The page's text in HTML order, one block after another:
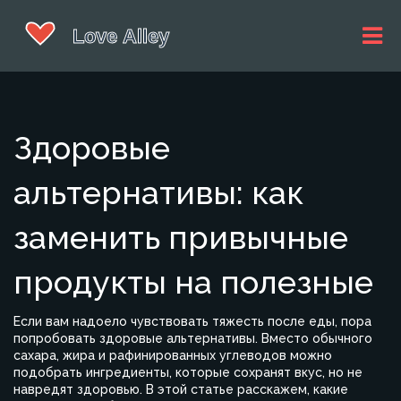
Здоровые
альтернативы: как
заменить привычные
продукты на полезные
Если вам надоело чувствовать тяжесть после еды, пора
попробовать здоровые альтернативы. Вместо обычного
сахара, жира и рафинированных углеводов можно
подобрать ингредиенты, которые сохранят вкус, но не
навредят здоровью. В этой статье расскажем, какие